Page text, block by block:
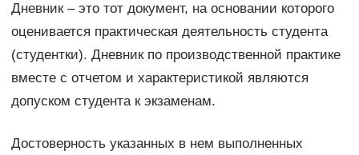
Дневник – это тот документ, на основании которого
оценивается практическая деятельность студента
(студентки). Дневник по производственной практике
вместе с отчетом и характеристикой являются
допуском студента к экзаменам.
Достоверность указанных в нем выполненных